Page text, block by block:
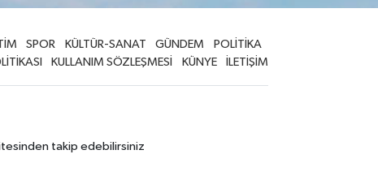
SPOR KÜLTÜR-SANAT GÜNDEM
POLİTİKA
KULLANIM SÖZLEŞMESİ KÜNYE İLETİŞİM
takip edebilirsiniz